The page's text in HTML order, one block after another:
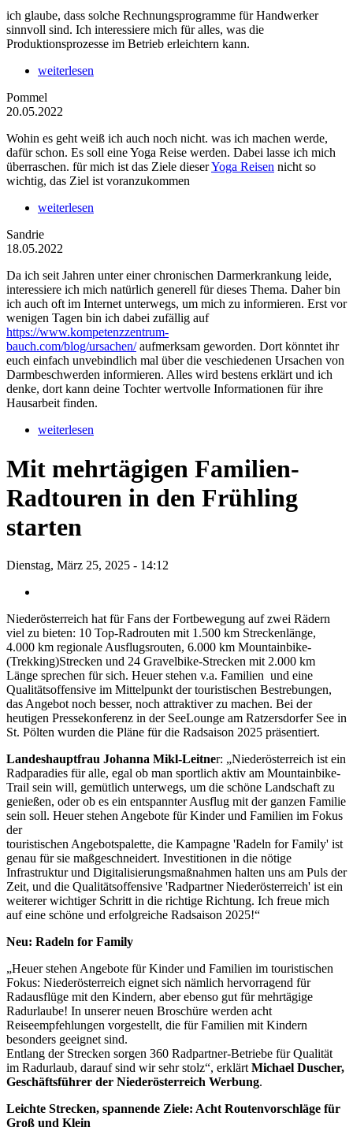
ich glaube, dass solche Rechnungsprogramme für Handwerker
sinnvoll sind. Ich interessiere mich für alles, was die
Produktionsprozesse im Betrieb erleichtern kann.
weiterlesen
Pommel
20.05.2022
Wohin es geht weiß ich auch noch nicht. was ich machen werde,
dafür schon. Es soll eine Yoga Reise werden. Dabei lasse ich mich
überraschen. für mich ist das Ziele dieserYoga Reisen nicht so
wichtig, das Ziel ist voranzukommen
weiterlesen
Sandrie
18.05.2022
Da ich seit Jahren unter einer chronischen Darmerkrankung leide,
interessiere ich mich natürlich generell für dieses Thema. Daher bin
ich auch oft im Internet unterwegs, um mich zu informieren. Erst vor
wenigen Tagen bin ich dabei zufällig auf
https://www.kompetenzzentrum-
bauch.com/blog/ursachen/aufmerksam geworden. Dort könntet ihr
euch einfach unvebindlich mal über die veschiedenen Ursachen von
Darmbeschwerden informieren. Alles wird bestens erklärt und ich
denke, dort kann deine Tochter wertvolle Informationen für ihre
Hausarbeit finden.
weiterlesen
Mit mehrtägigen Familien-
Radtouren in den Frühling
starten
Dienstag, März 25, 2025 - 14:12
Niederösterreich hat für Fans der Fortbewegung auf zwei Rädern
viel zu bieten: 10 Top-Radrouten mit 1.500 km Streckenlänge,
4.000 km regionale Ausflugsrouten, 6.000 km Mountainbike-
(Trekking)Strecken und 24 Gravelbike-Strecken mit 2.000 km
Länge sprechen für sich. Heuer stehen v.a. Familien und eine
Qualitätsoffensive im Mittelpunkt der touristischen Bestrebungen,
das Angebot noch besser, noch attraktiver zu machen. Bei der
heutigen Pressekonferenz in der SeeLounge am Ratzersdorfer See in
St. Pölten wurden die Pläne für die Radsaison 2025 präsentiert.
Landeshauptfrau Johanna Mikl-Leitner: „Niederösterreich ist ein
Radparadies für alle, egal ob man sportlich aktiv am Mountainbike-
Trail sein will, gemütlich unterwegs, um die schöne Landschaft zu
genießen, oder ob es ein entspannter Ausflug mit der ganzen Familie
sein soll. Heuer stehen Angebote für Kinder und Familien im Fokus
der
touristischen Angebotspalette, die Kampagne 'Radeln for Family' ist
genau für sie maßgeschneidert. Investitionen in die nötige
Infrastruktur und Digitalisierungsmaßnahmen halten uns am Puls der
Zeit, und die Qualitätsoffensive 'Radpartner Niederösterreich' ist ein
weiterer wichtiger Schritt in die richtige Richtung. Ich freue mich
auf eine schöne und erfolgreiche Radsaison 2025!“
Neu: Radeln for Family
„Heuer stehen Angebote für Kinder und Familien im touristischen
Fokus: Niederösterreich eignet sich nämlich hervorragend für
Radausflüge mit den Kindern, aber ebenso gut für mehrtägige
Radurlaube! In unserer neuen Broschüre werden acht
Reiseempfehlungen vorgestellt, die für Familien mit Kindern
besonders geeignet sind.
Entlang der Strecken sorgen 360 Radpartner-Betriebe für Qualität
im Radurlaub, darauf sind wir sehr stolz“, erklärt Michael Duscher,
Geschäftsführer der Niederösterreich Werbung.
Leichte Strecken, spannende Ziele: Acht Routenvorschläge für
Groß und Klein